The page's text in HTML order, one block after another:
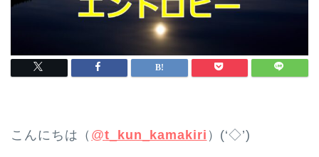
こんにちは（ @t_kun_kamakiri ）(‘◇’)ゞ